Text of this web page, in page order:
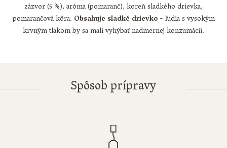
zázvor (5 %), aróma (pomaranč), koreň sladkého drievka,
pomarančová kôra. Obsahuje sladké drievko- ľudia s vysokým
krvným tlakom by sa mali vyhýbať nadmernej konzumácii.
Spôsob prípravy